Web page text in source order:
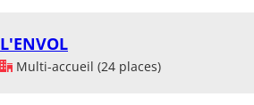
L'ENVOL
Multi-accueil (24 places)